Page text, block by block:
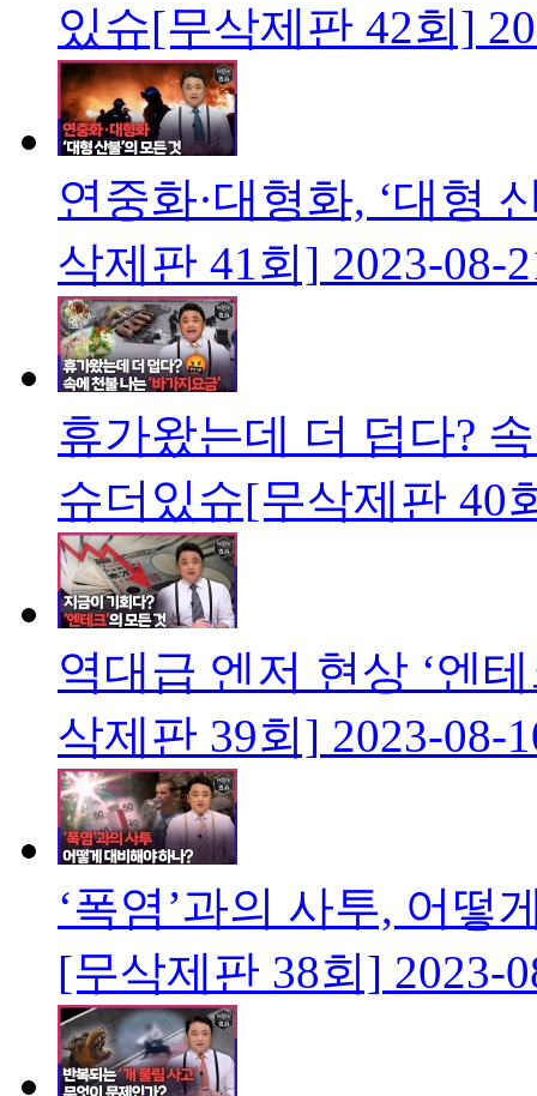
있슈[무삭제판 42회]
연중화·대형화, ‘대형
삭제판 41회] 2023-08-
휴가왔는데 더 덥다?
슈더있슈[무삭제판 40
역대급 엔저 현상 ‘엔
삭제판 39회] 2023-08-
‘폭염’과의 사투, 어떻
[무삭제판 38회] 2023-